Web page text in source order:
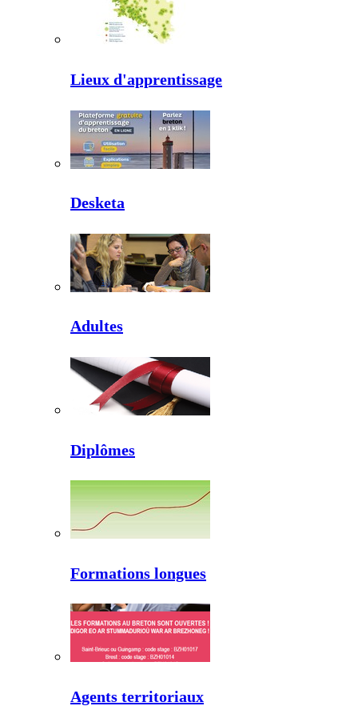
Lieux d'apprentissage
Desketa
Adultes
Diplômes
Formations longues
Agents territoriaux